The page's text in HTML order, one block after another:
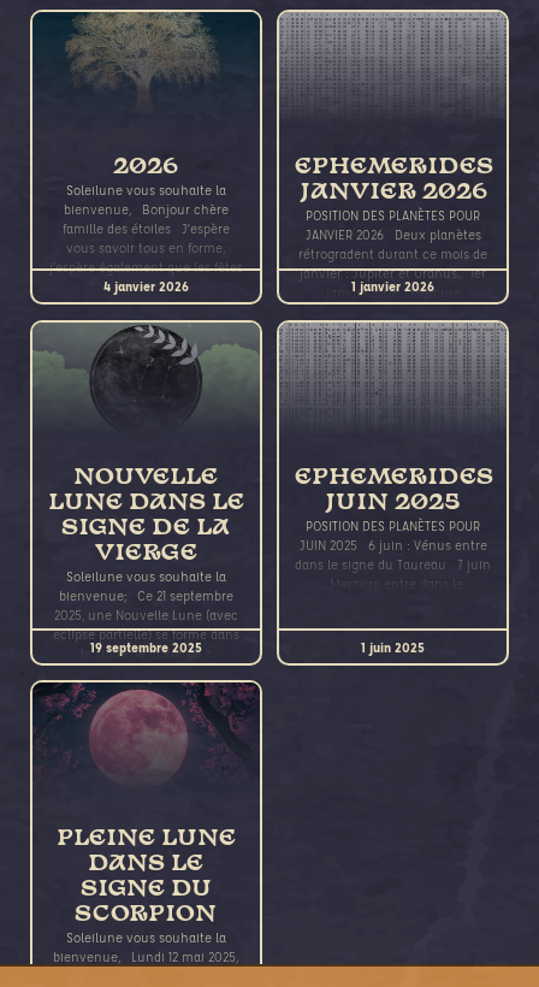
2026
Soleilune vous souhaite la
bienvenue, Bonjour chère
famille des étoiles J’espère
vous savoir tous en forme,
j’espère également que les fêtes
de fin
4 janvier 2026
EPHEMERIDES
JANVIER 2026
POSITION DES PLANÈTES POUR
JANVIER 2026 Deux planètes
rétrogradent durant ce mois de
janvier : Jupiter et Uranus. 1er
janvier 2026 : Mercure
1 janvier 2026
NOUVELLE
LUNE DANS LE
SIGNE DE LA
VIERGE
Soleilune vous souhaite la
bienvenue; Ce 21 septembre
2025, une Nouvelle Lune (avec
éclipse partielle) se forme dans
le signe de la Vierge à
19 septembre 2025
EPHEMERIDES
JUIN 2025
POSITION DES PLANÈTES POUR
JUIN 2025 6 juin : Vénus entre
dans le signe du Taureau 7 juin
: Mercure entre dans le
1 juin 2025
PLEINE LUNE
DANS LE
SIGNE DU
SCORPION
Soleilune vous souhaite la
bienvenue, Lundi 12 mai 2025,